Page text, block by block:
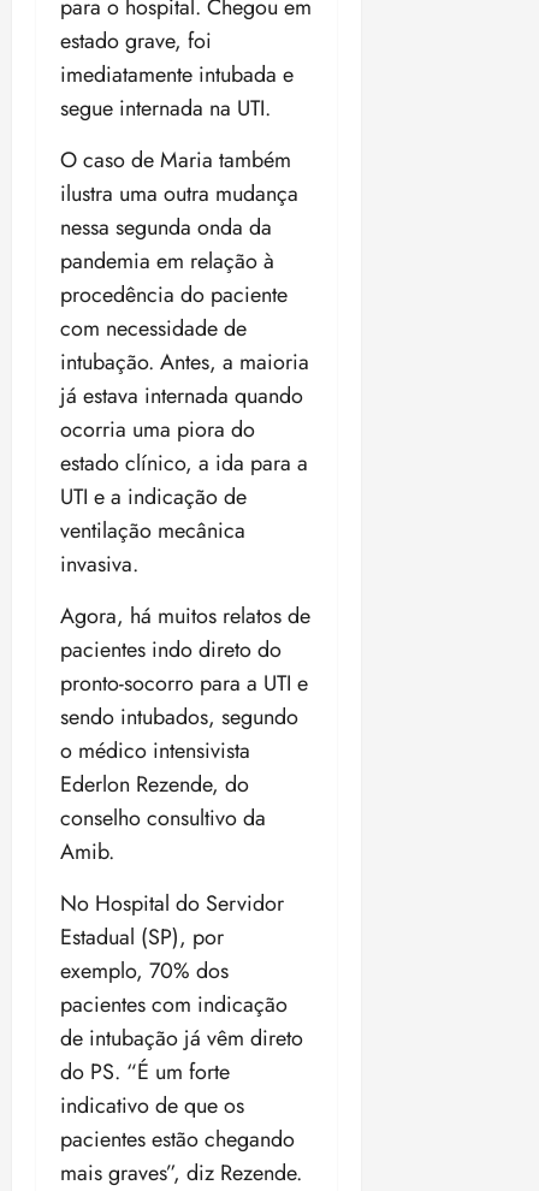
para o hospital. Chegou em
estado grave, foi
imediatamente intubada e
segue internada na UTI.
O caso de Maria também
ilustra uma outra mudança
nessa segunda onda da
pandemia em relação à
procedência do paciente
com necessidade de
intubação. Antes, a maioria
já estava internada quando
ocorria uma piora do
estado clínico, a ida para a
UTI e a indicação de
ventilação mecânica
invasiva.
Agora, há muitos relatos de
pacientes indo direto do
pronto-socorro para a UTI e
sendo intubados, segundo
o médico intensivista
Ederlon Rezende, do
conselho consultivo da
Amib.
No Hospital do Servidor
Estadual (SP), por
exemplo, 70% dos
pacientes com indicação
de intubação já vêm direto
do PS. “É um forte
indicativo de que os
pacientes estão chegando
mais graves”, diz Rezende.